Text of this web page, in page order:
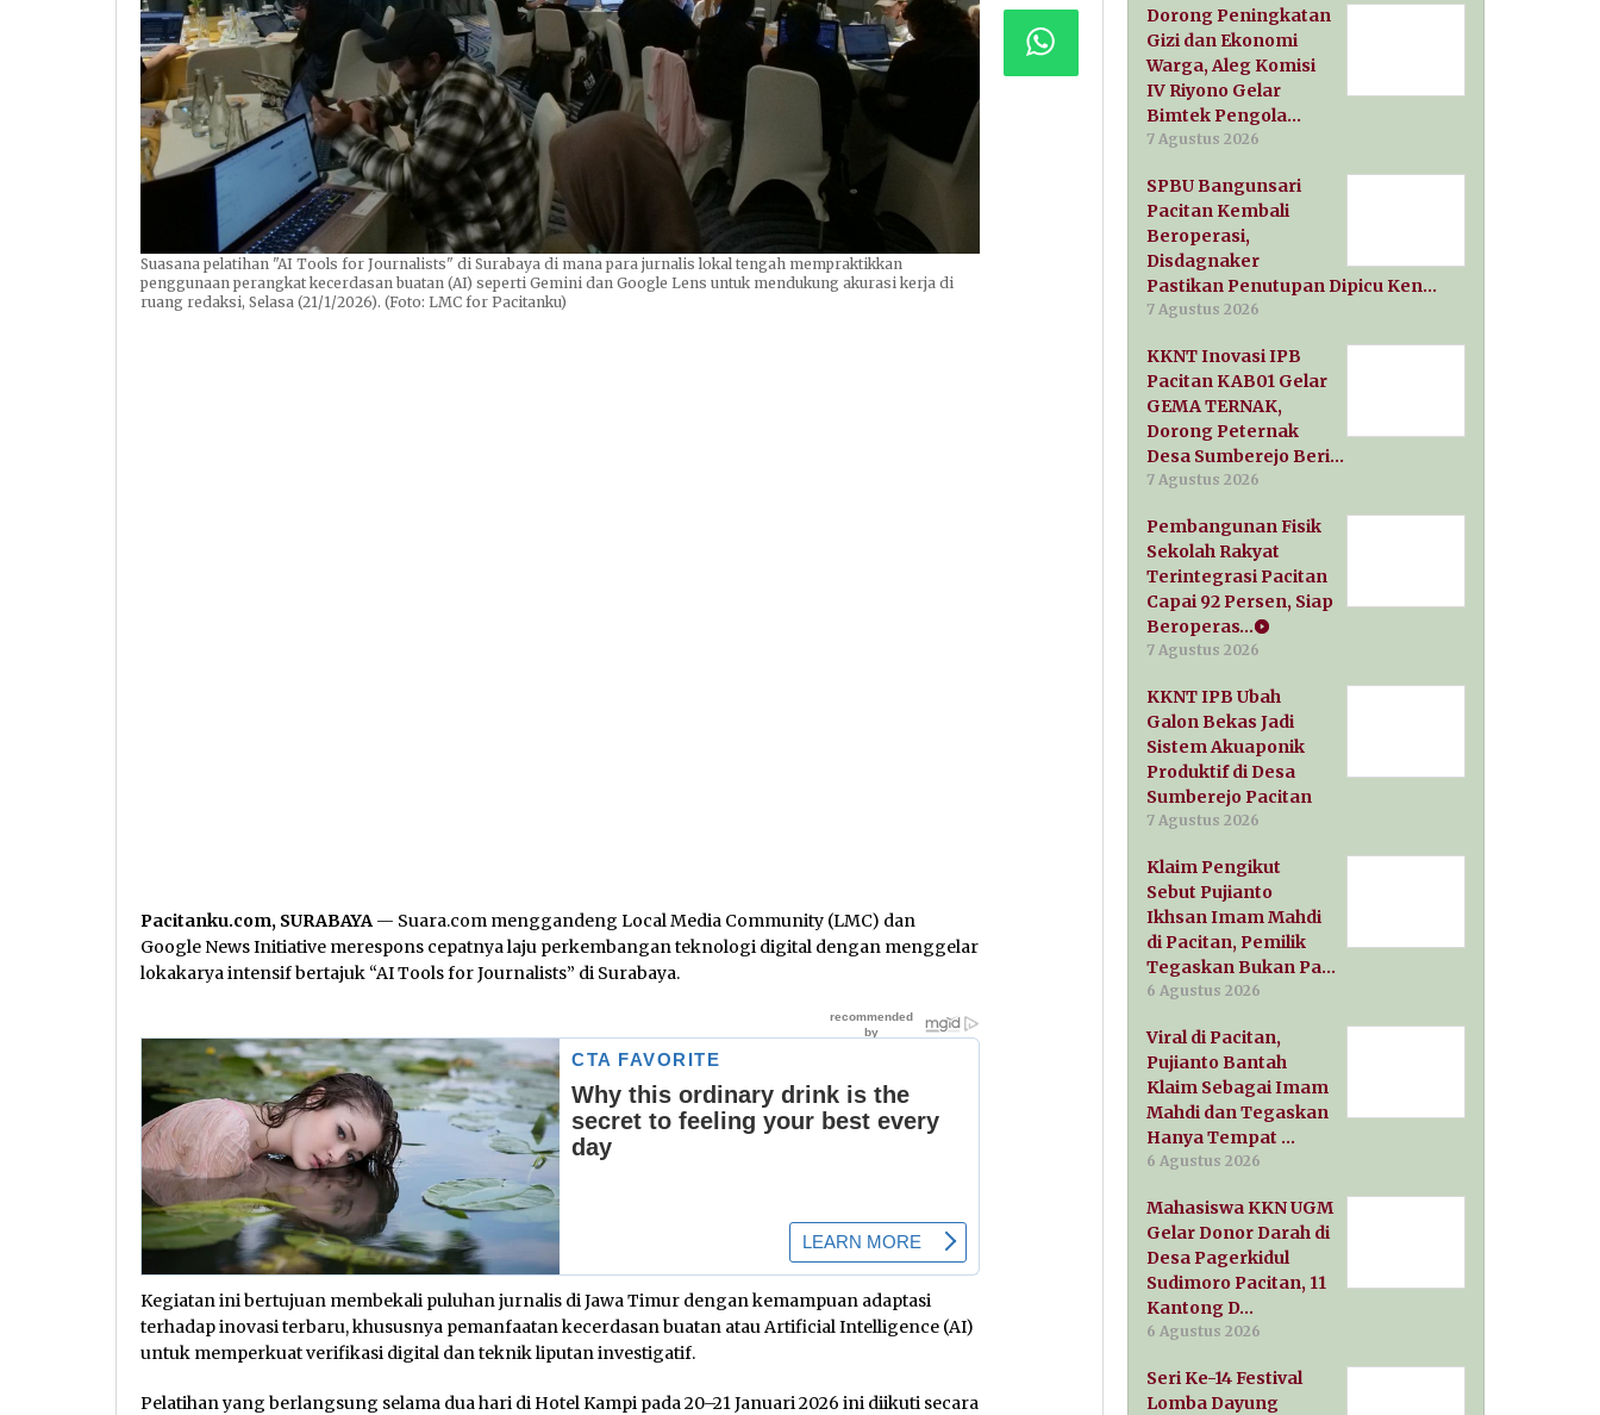
Suasana pelatihan "AI Tools for Journalists" di Surabaya di mana para jurnalis lokal tengah mempraktikkan
penggunaan perangkat kecerdasan buatan (AI) seperti Gemini dan Google Lens untuk mendukung akurasi kerja di
ruang redaksi, Selasa (21/1/2026). (Foto: LMC for Pacitanku)
Pacitanku.com, SURABAYA — Suara.com menggandeng Local Media Community (LMC) dan
Google News Initiative merespons cepatnya laju perkembangan teknologi digital dengan menggelar
lokakarya intensif bertajuk “AI Tools for Journalists” di Surabaya.
Kegiatan ini bertujuan membekali puluhan jurnalis di Jawa Timur dengan kemampuan adaptasi
terhadap inovasi terbaru, khususnya pemanfaatan kecerdasan buatan atau Artificial Intelligence (AI)
untuk memperkuat verifikasi digital dan teknik liputan investigatif.
Pelatihan yang berlangsung selama dua hari di Hotel Kampi pada 20–21 Januari 2026 ini diikuti secara
Dorong Peningkatan
Gizi dan Ekonomi
Warga, Aleg Komisi
IV Riyono Gelar
Bimtek Pengola…
7 Agustus 2026
SPBU Bangunsari
Pacitan Kembali
Beroperasi,
Disdagnaker
Pastikan Penutupan Dipicu Ken…
7 Agustus 2026
KKNT Inovasi IPB
Pacitan KAB01 Gelar
GEMA TERNAK,
Dorong Peternak
Desa Sumberejo Beri…
7 Agustus 2026
Pembangunan Fisik
Sekolah Rakyat
Terintegrasi Pacitan
Capai 92 Persen, Siap
Beroperas…
7 Agustus 2026
KKNT IPB Ubah
Galon Bekas Jadi
Sistem Akuaponik
Produktif di Desa
Sumberejo Pacitan
7 Agustus 2026
Klaim Pengikut
Sebut Pujianto
Ikhsan Imam Mahdi
di Pacitan, Pemilik
Tegaskan Bukan Pa…
6 Agustus 2026
Viral di Pacitan,
Pujianto Bantah
Klaim Sebagai Imam
Mahdi dan Tegaskan
Hanya Tempat …
6 Agustus 2026
Mahasiswa KKN UGM
Gelar Donor Darah di
Desa Pagerkidul
Sudimoro Pacitan, 11
Kantong D…
6 Agustus 2026
Seri Ke-14 Festival
Lomba Dayung